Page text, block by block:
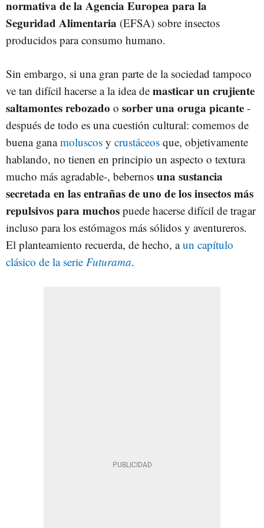
normativa de la Agencia Europea para la
Seguridad Alimentaria (EFSA) sobre insectos
producidos para consumo humano.
Sin embargo, si una gran parte de la sociedad tampoco
ve tan difícil hacerse a la idea de masticar un crujiente
saltamontes rebozado o sorber una oruga picante -
después de todo es una cuestión cultural: comemos de
buena ganamoluscos y crustáceos que, objetivamente
hablando, no tienen en principio un aspecto o textura
mucho más agradable-, bebernos una sustancia
secretada en las entrañas de uno de los insectos más
repulsivos para muchos puede hacerse difícil de tragar
incluso para los estómagos más sólidos y aventureros.
El planteamiento recuerda, de hecho, aun capítulo
clásico de la serie Futurama.